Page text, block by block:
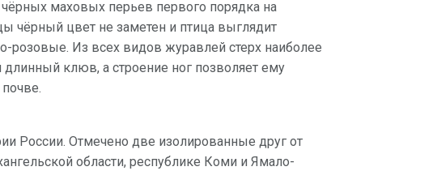
маховых перьев первого порядка на
чёрный цвет не заметен и птица выглядит
розовые. Из всех видов журавлей стерх наиболее
клюв, а строение ног позволяет ему
России. Отмечено две изолированные друг от
области, республике Коми и Ямало-